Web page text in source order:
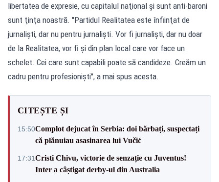
libertatea de expresie, cu capitalul naţional şi sunt anti-baroni
sunt ţinţa noastră. "Partidul Realitatea este înfiinţat de
jurnalişti, dar nu pentru jurnalişti. Vor fi jurnalişti, dar nu doar
de la Realitatea, vor fi şi din plan local care vor face un
schelet. Cei care sunt capabili poate să candideze. Creăm un
cadru pentru profesionişti", a mai spus acesta.
CITEȘTE ȘI
15:50Complot dejucat în Serbia: doi bărbați, suspectați
că plănuiau asasinarea lui Vučić
17:31Cristi Chivu, victorie de senzație cu Juventus!
Inter a câștigat derby-ul din Australia